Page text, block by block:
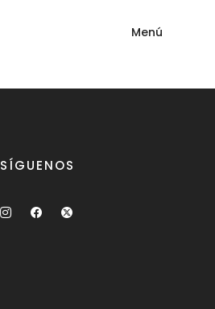
Menú
SÍGUENOS